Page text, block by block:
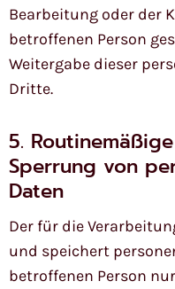
Bearbeitung oder der
betroffenen Person
Weitergabe dieser
Dritte.
5.
Sperrung von
Daten
Der für die
und speichert
betroffenen Person